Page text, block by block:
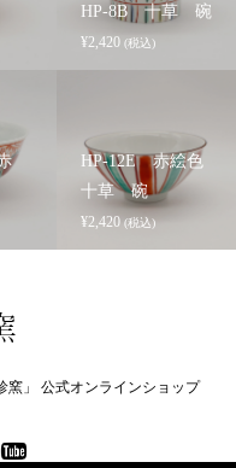
HP-8B 十草 碗
¥2,420 (税込)
HP-12E 赤絵色
十草 碗
¥2,420 (税込)
窯」 公式オンラインショップ